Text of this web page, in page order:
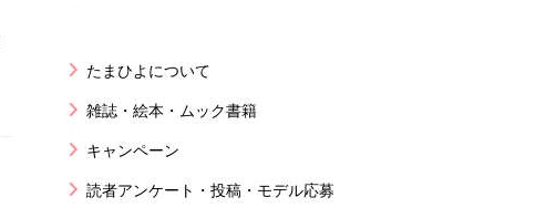
たまひよについて
雑誌・絵本・ムック書籍
キャンペーン
読者アンケート・投稿・モデル応募